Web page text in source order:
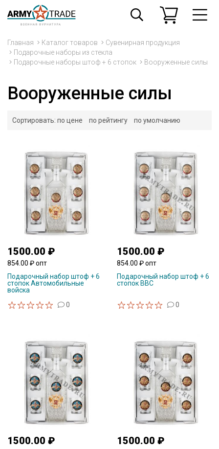
Главная Каталог товаров
Сувенирная продукция
Подарочные наборы из стекла
Подарочные наборы штоф + 6 стопок
Вооруженные силы
Вооруженные силы
Сортировать: по цене по рейтингу по умолчанию
1500.00 ₽
854.00 ₽ опт
Подарочный набор штоф + 6
стопок Автомобильные
войска
0
1500.00 ₽
854.00 ₽ опт
Подарочный набор штоф + 6
стопок ВВС
0
1500.00 ₽ 1500.00 ₽